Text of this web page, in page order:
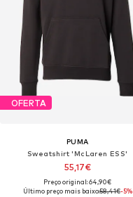
OFERTA
PUMA
Sweatshirt 'McLaren ESS'
55,17€
Preço original: 64,90€
Último preço mais baixo:58,41€-5%